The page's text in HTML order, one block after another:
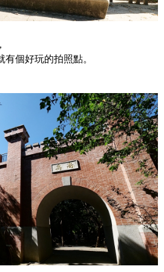
個好玩的拍照點。